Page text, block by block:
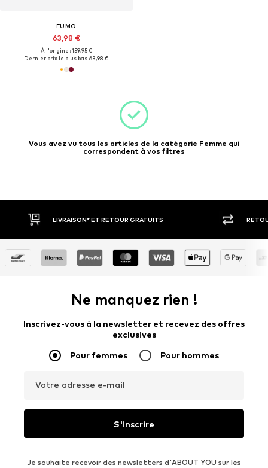
FUMO
63,98 €
À l'origine : 159,95 €
Dernier prix le plus bas :63,98 €
Vous avez vu tous les articles de la catégorie Femme qui
correspondent à vos filtres
LIVRAISON* ET RETOUR GRATUITS
Ne manquez rien !
Inscrivez-vous à la newsletter et recevez des offres
exclusives
Pour femmes Pour hommes
Votre adresse e-mail
S'inscrire
Je souhaite recevoir des newsletters d'ABOUT YOU sur les